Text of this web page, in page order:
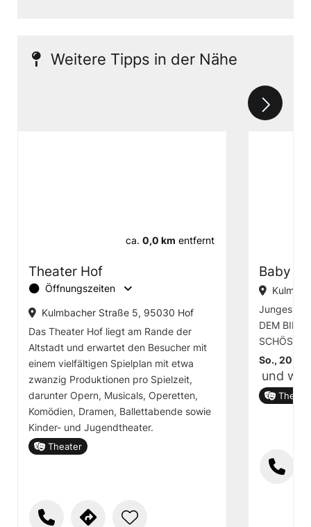
Weitere Tipps in der Nähe
ca. 0,0 km entfernt
Theater Hof
Öffnungszeiten
Kulmbacher Straße 5, 95030 Hof
Das Theater Hof liegt am Rande der
Altstadt und erwartet den Besucher mit
einem vielfältigen Spielplan mit etwa
zwanzig Produktionen pro Spielzeit,
darunter Opern, Musicals, Operetten,
Komödien, Dramen, Ballettabende sowie
Kinder- und Jugendtheater.
Theater
Baby
Junges
DEM
So.,
und